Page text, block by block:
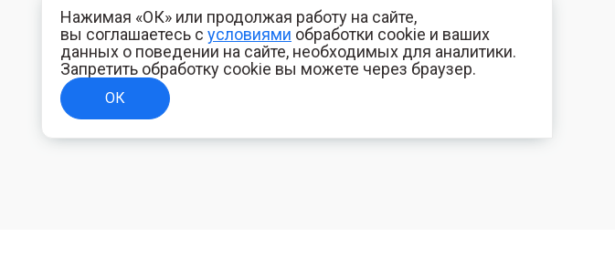
Нажимая «ОК» или продолжая работу на сайте,
вы соглашаетесь с условиями обработки cookie и ваших
данных о поведении на сайте, необходимых для аналитики.
Запретить обработку cookie вы можете через браузер.
ОК